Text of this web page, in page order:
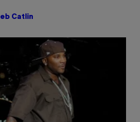
Catlin